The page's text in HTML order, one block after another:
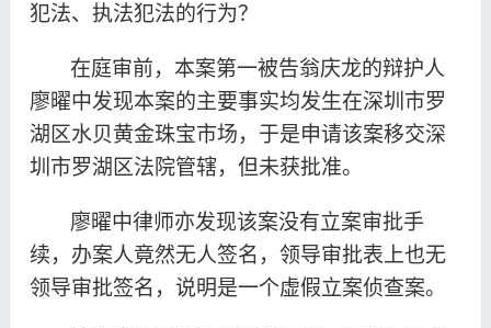
犯法、执法犯法的行为？
在庭审前，本案第一被告翁庆龙的辩护人
廖曜中发现本案的主要事实均发生在深圳市罗
湖区水贝黄金珠宝市场，于是申请该案移交深
圳市罗湖区法院管辖，但未获批准。
廖曜中律师亦发现该案没有立案审批手
续，办案人竟然无人签名，领导审批表上也无
领导审批签名，说明是一个虚假立案侦查案。